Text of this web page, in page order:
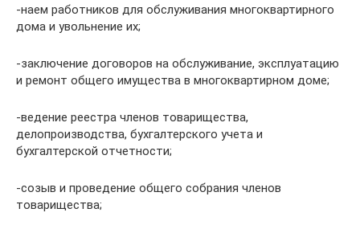
-наем работников для обслуживания многоквартирного
дома и увольнение их;
-заключение договоров на обслуживание, эксплуатацию
и ремонт общего имущества в многоквартирном доме;
-ведение реестра членов товарищества,
делопроизводства, бухгалтерского учета и
бухгалтерской отчетности;
-созыв и проведение общего собрания членов
товарищества;